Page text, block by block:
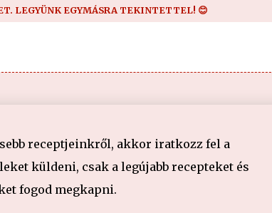
LEGYÜNK EGYMÁSRA TEKINTETTEL! 😊
receptjeinkről, akkor iratkozz fel a
küldeni, csak a legújabb recepteket és
fogod megkapni.